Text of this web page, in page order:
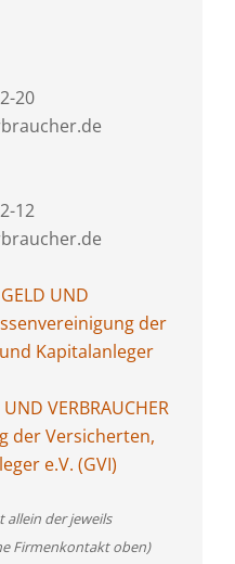
20
12
UND
der
Kapitalanleger
VERBRAUCHER
der Versicherten,
e.V. (GVI)
allein der jeweils
Firmenkontakt oben)